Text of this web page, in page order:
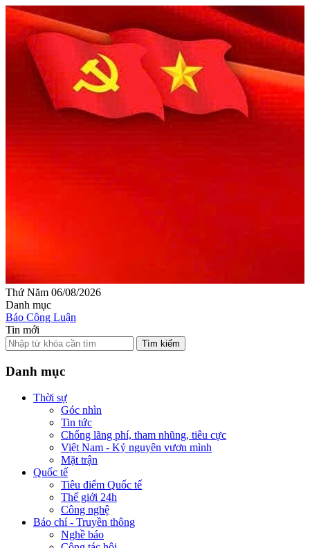
Thứ Năm 06/08/2026
Danh mục
Báo Công Luận
Tin mới
Tìm kiếm
Danh mục
Thời sự
Góc nhìn
Tin tức
Chống lãng phí, tham nhũng, tiêu cực
Việt Nam - Kỷ nguyên vươn mình
Mặt trận
Quốc tế
Tiêu điểm Quốc tế
Thế giới 24h
Công nghệ
Báo chí - Truyền thông
Nghề báo